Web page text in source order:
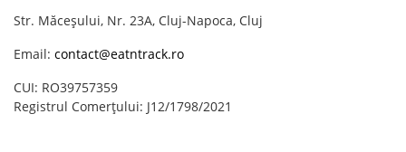
Str. Măceșului, Nr. 23A, Cluj-Napoca, Cluj
Email: contact@eatntrack.ro
CUI: RO39757359
Registrul Comerțului: J12/1798/2021